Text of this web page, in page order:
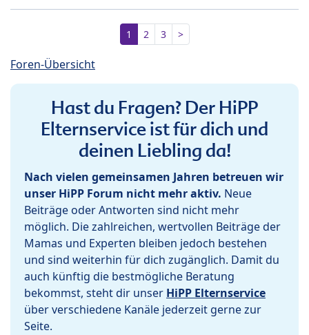
1 2 3 >
Foren-Übersicht
Hast du Fragen? Der HiPP
Elternservice ist für dich und
deinen Liebling da!
Nach vielen gemeinsamen Jahren betreuen wir
unser HiPP Forum nicht mehr aktiv. Neue
Beiträge oder Antworten sind nicht mehr
möglich. Die zahlreichen, wertvollen Beiträge der
Mamas und Experten bleiben jedoch bestehen
und sind weiterhin für dich zugänglich. Damit du
auch künftig die bestmögliche Beratung
bekommst, steht dir unser HiPP Elternservice
über verschiedene Kanäle jederzeit gerne zur
Seite.